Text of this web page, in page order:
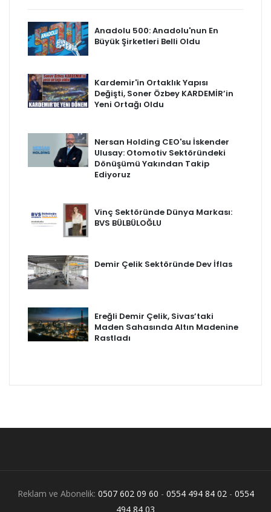
Anadolu 500: Anadolu'nun En
Büyük Şirketleri Belli Oldu
Kardemir'in Ortaklık Yapısı
Değişti, Soner Özbey KARDEMİR’in
Yeni Ortağı Oldu
Nersan Holding CEO'su İskender
Ulusay: Otomotiv Sektöründeki
Dönüşümü Yakından Takip
Ediyoruz
Vinç Sektöründe Dünya Markası:
BVS BÜLBÜLOĞLU
Demir Çelik Sektöründe Dev İflas
Ereğli Demir Çelik, Sivas’taki
Maden Sahasında Altın Madenine
Rastladı
Reklam ve Abonelik: 0507 602 09 60 - 0554 494 84 02- 0554
494 84 03